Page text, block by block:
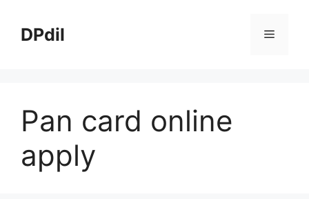
contentDPdil Menu
Pan card online
apply